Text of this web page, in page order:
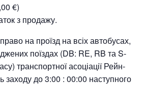
€)
з продажу.
на проїзд на всіх автобусах,
поїздах (DB: RE, RB та S-
транспортної асоціації Рейн-
заходу до 3:00 : 00:00 наступного